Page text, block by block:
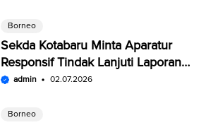
Borneo
Sekda Kotabaru Minta Aparatur
Responsif Tindak Lanjuti Laporan
Warga di SP4N-LAPOR
admin 02.07.2026
Borneo